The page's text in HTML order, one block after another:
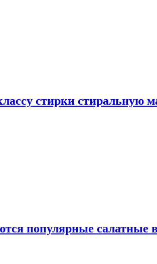
стирки стиральную
популярные салатные